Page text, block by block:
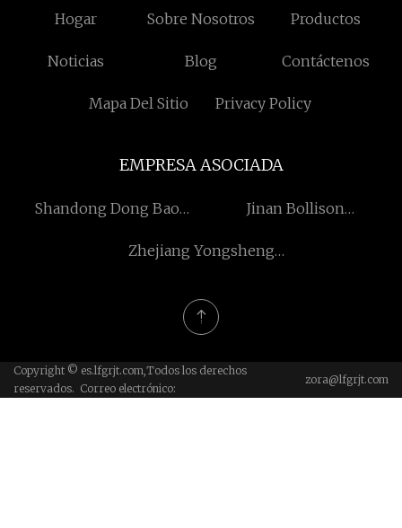
Hogar Sobre Nosotros Productos
Noticias Blog Contáctenos
Mapa Del Sitio Privacy Policy
EMPRESA ASOCIADA
Shandong Dong Bao
compañía, Limitado
Jinan Bollison
Zhejiang Yongsheng
Limitado.
Copyright © es.lfgrjt.com,Todos los derechos
reservados. Correo electrónico:
zora@lfgrjt.com